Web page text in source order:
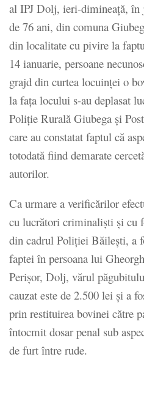
al IPJ Dolj, ieri-dimineaţă, în
de 76 ani, din comuna
din localitate cu pivire la
14 ianuarie, persoane
grajd din curtea locuinţei o
la faţa locului s-au deplasat
Poliţie Rurală Giubega şi
care au constatat faptul că
totodată fiind demarate
autorilor.
Ca urmare a verificărilor
cu lucrători criminalişti şi cu
din cadrul Poliţiei Băileşti, a
faptei în persoana lui
Perişor, Dolj, vărul
cauzat este de 2.500 lei şi a
prin restituirea bovinei către
întocmit dosar penal sub
de furt între rude.